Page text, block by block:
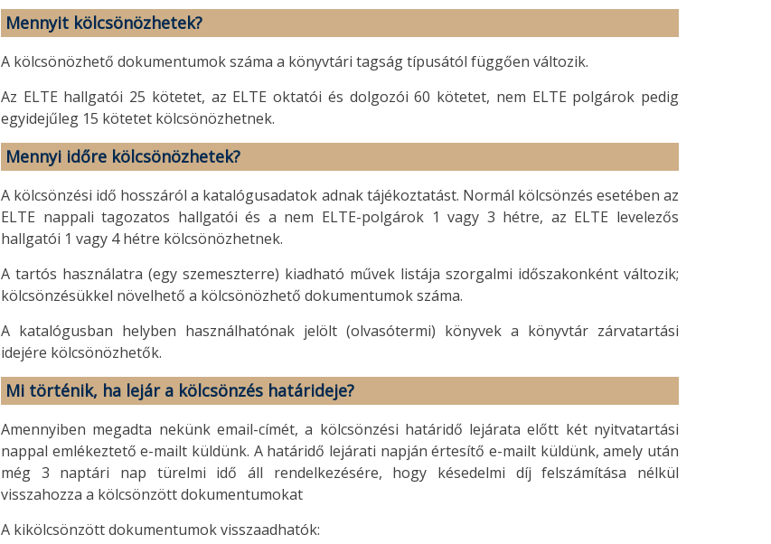
Mennyit kölcsönözhetek?
A kölcsönözhető dokumentumok száma a könyvtári tagság típusától függően változik.
Az ELTE hallgatói 25 kötetet, az ELTE oktatói és dolgozói 60 kötetet, nem ELTE polgárok pedig
egyidejűleg 15 kötetet kölcsönözhetnek.
Mennyi időre kölcsönözhetek?
A kölcsönzési idő hosszáról a katalógusadatok adnak tájékoztatást. Normál kölcsönzés esetében az
ELTE nappali tagozatos hallgatói és a nem ELTE-polgárok 1 vagy 3 hétre, az ELTE levelezős
hallgatói 1 vagy 4 hétre kölcsönözhetnek.
A tartós használatra (egy szemeszterre) kiadható művek listája szorgalmi időszakonként változik;
kölcsönzésükkel növelhető a kölcsönözhető dokumentumok száma.
A katalógusban helyben használhatónak jelölt (olvasótermi) könyvek a könyvtár zárvatartási
idejére kölcsönözhetők.
Mi történik, ha lejár a kölcsönzés határideje?
Amennyiben megadta nekünk email-címét, a kölcsönzési határidő lejárata előtt két nyitvatartási
nappal emlékeztető e-mailt küldünk. A határidő lejárati napján értesítő e-mailt küldünk, amely után
még 3 naptári nap türelmi idő áll rendelkezésére, hogy késedelmi díj felszámítása nélkül
visszahozza a kölcsönzött dokumentumokat
A kikölcsönzött dokumentumok visszaadhatók: